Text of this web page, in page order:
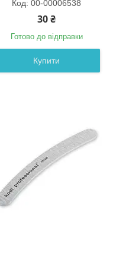
00-00006538
30 ₴
Готово до відправки
Купити